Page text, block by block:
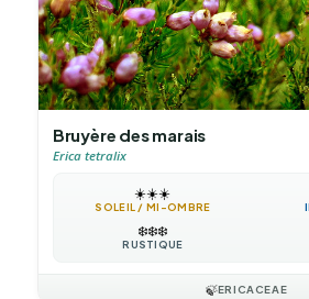
Bruyère des marais
Erica tetralix
☀️☀️☀️
SOLEIL / MI-OMBRE
❄️❄️❄️
RUSTIQUE
🍃ERICACEAE